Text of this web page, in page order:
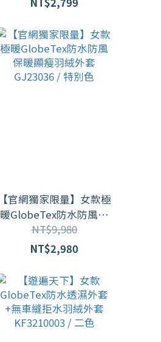
【官網獨家限量】女款極
暖GlobeTex防水防風保
暖顯瘦羽絨外套GJ23036
/ 特別色
NT$9,980
NT$2,980